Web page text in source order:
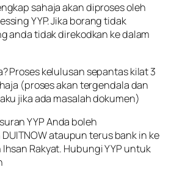
sahaja akan diproses oleh
YYP. Jika borang tidak
anda tidak direkodkan ke dalam
Proses kelulusan sepantas kilat 3
(proses akan tergendala dan
jika ada masalah dokumen)
YYP Anda boleh
ataupun terus bank in ke
Ihsan Rakyat. Hubungi YYP untuk